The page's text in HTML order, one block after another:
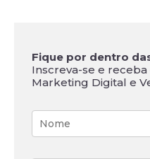
Fique por dentro
Inscreva-se e
Marketing Digital e